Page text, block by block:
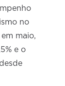
no
maio,
e o